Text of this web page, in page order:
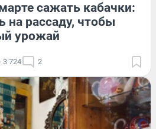
сажать кабачки:
на рассаду, чтобы
урожай
3 724 2